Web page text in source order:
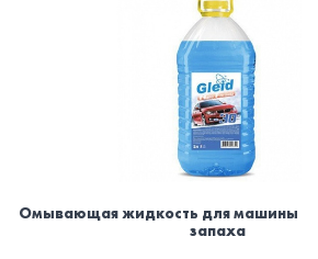
для машины зимняя -30. Без